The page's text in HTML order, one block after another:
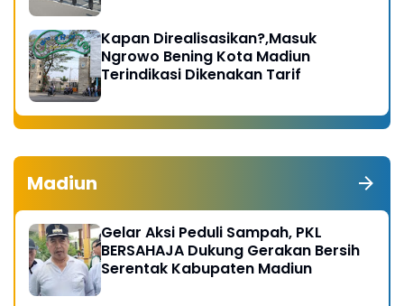
Kapan Direalisasikan?,Masuk
Ngrowo Bening Kota Madiun
Terindikasi Dikenakan Tarif
Madiun
Gelar Aksi Peduli Sampah, PKL
BERSAHAJA Dukung Gerakan Bersih
Serentak Kabupaten Madiun